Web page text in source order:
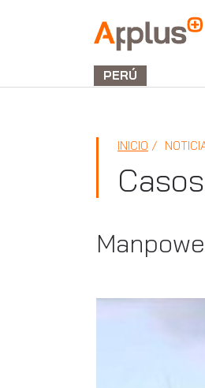
Applus+
GROUP
PERÚ
INICIO